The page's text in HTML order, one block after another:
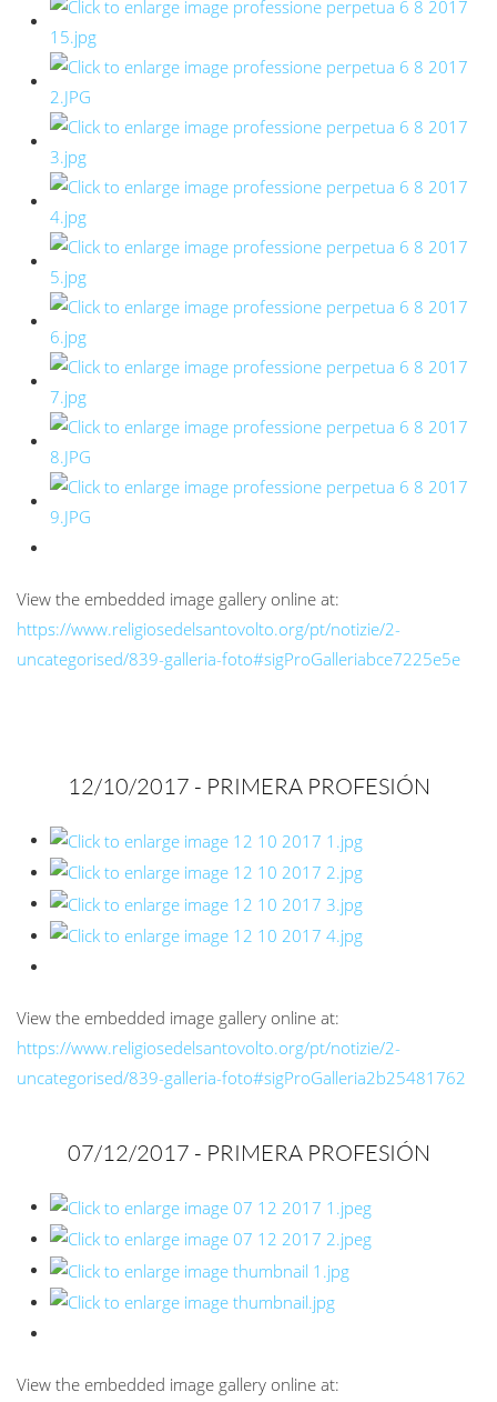
View the embedded image gallery online at:
https://www.religiosedelsantovolto.org/pt/notizie/2-
uncategorised/839-galleria-foto#sigProGalleriabce7225e5e
12/10/2017 - PRIMERA PROFESIÓN
View the embedded image gallery online at:
https://www.religiosedelsantovolto.org/pt/notizie/2-
uncategorised/839-galleria-foto#sigProGalleria2b25481762
07/12/2017 - PRIMERA PROFESIÓN
View the embedded image gallery online at: